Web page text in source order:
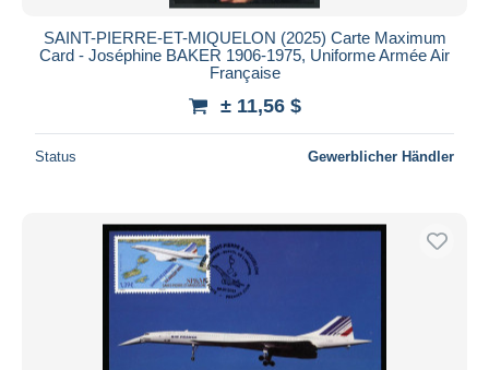
SAINT-PIERRE-ET-MIQUELON (2025) Carte Maximum
Card - Joséphine BAKER 1906-1975, Uniforme Armée Air
Française
± 11,56 $
Status Gewerblicher Händler